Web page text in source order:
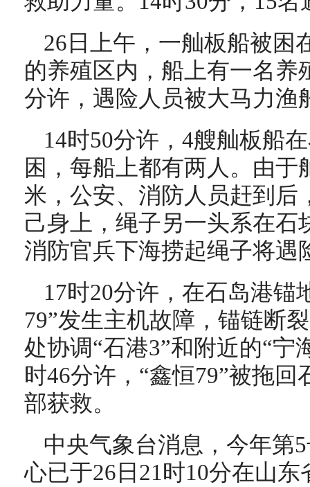
26日上午，一舢板船被困
的养殖区内，船上有一名养
分许，遇险人员被大马力渔
14时50分许，4艘舢板船
困，每船上都有两人。由于
米，公安、消防人员赶到后
己身上，绳子另一头系在石
消防官兵下海捞起绳子将遇
17时20分许，在石岛港锚
79”发生主机故障，锚链断
处协调“石港3”和附近的“宁
时46分许，“鑫恒79”被拖
部获救。
中央气象台消息，今年第
心已于26日21时10分在山